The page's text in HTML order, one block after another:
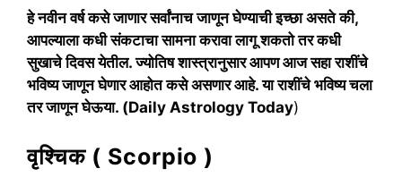
हे नवीन वर्ष कसे जाणार सर्वांनाच जाणून घेण्याची इच्छा असते की,
आपल्याला कधी संकटाचा सामना करावा लागू शकतो तर कधी
सुखाचे दिवस येतील. ज्योतिष शास्त्रानुसार आपण आज सहा राशींचे
भविष्य जाणून घेणार आहोत कसे असणार आहे. या राशींचे भविष्य चला
तर जाणून घेऊया. (Daily Astrology Today)
वृश्चिक ( Scorpio )